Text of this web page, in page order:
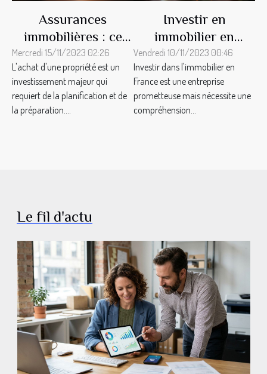
Assurances
immobilières : ce
qu'il faut savoir
avant d'acheter à
Nantes
Mercredi 15/11/2023 02:26
L'achat d'une propriété est un
investissement majeur qui
requiert de la planification et de
la préparation....
Investir en
immobilier en
France : quelles
assurances choisir ?
Vendredi 10/11/2023 00:46
Investir dans l'immobilier en
France est une entreprise
prometteuse mais nécessite une
compréhension...
Le fil d'actu